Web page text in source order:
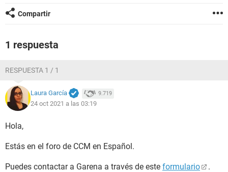
Compartir
1 respuesta
RESPUESTA 1 / 1
Laura García 9.719
24 oct 2021 a las 03:19
Hola,
Estás en el foro de CCM en Español.
Puedes contactar a Garena a través de este formulario .